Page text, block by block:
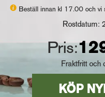
Beställ innan kl 17.00 och vi
Pris:
Fraktfritt och
KÖP